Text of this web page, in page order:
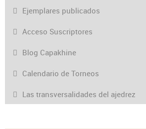
Ejemplares publicados
Acceso Suscriptores
Blog Capakhine
Calendario de Torneos
Las transversalidades del ajedrez